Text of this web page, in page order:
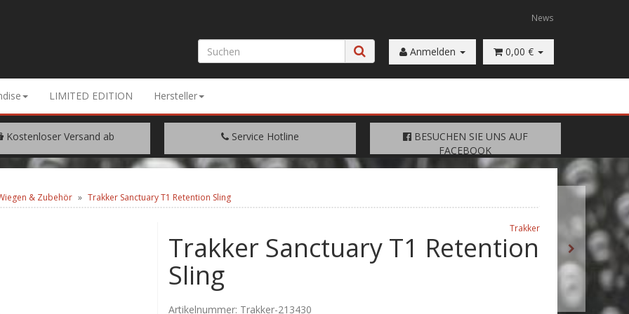
News
Anmelden 0,00 €
LIMITED EDITION Hersteller
Kostenloser Versand ab
WARENWERT VON € 200.- Service Hotline
+49 (0) 9429/948344
BESUCHEN SIE UNS AUF
FACEBOOK
BESUCHEN SIE UNS AUF
FACEBOOK
& Zubehör Trakker Sanctuary T1 Retention Sling
Trakker
Trakker Sanctuary T1 Retention
Sling
Artikelnummer: Trakker-213430